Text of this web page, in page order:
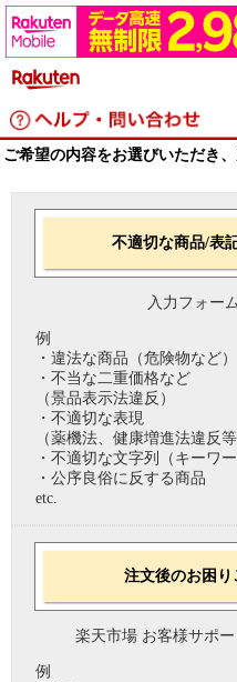
ご希望の内容をお選びいただき
不適切な商品/表
入力フォー
例
・違法な商品（危険物など）
・不当な二重価格など
（景品表示法違反）
・不適切な表現
（薬機法、健康増進法違反等
・不適切な文字列（キーワー
・公序良俗に反する商品
etc.
注文後のお困
楽天市場 お客様サポー
例